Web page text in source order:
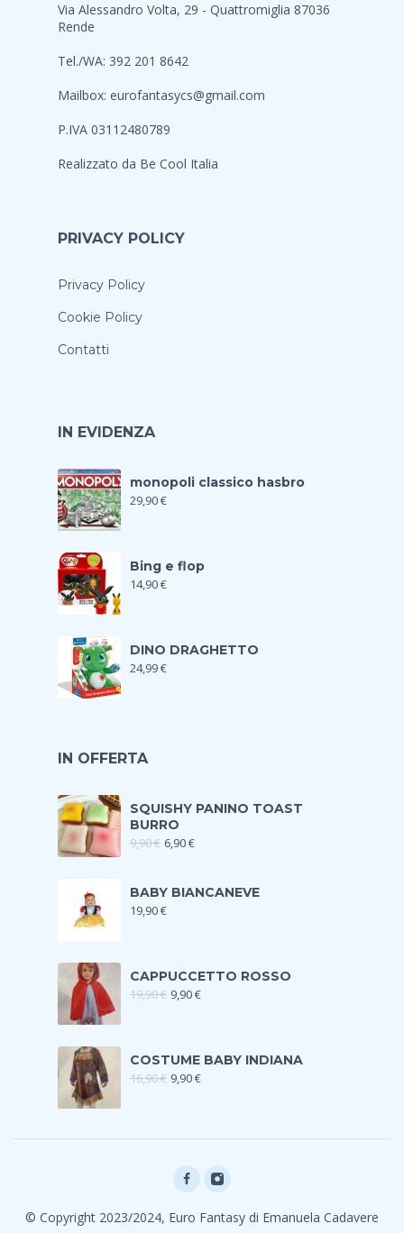
Via Alessandro Volta, 29 - Quattromiglia 87036
Rende
Tel./WA: 392 201 8642
Mailbox: eurofantasycs@gmail.com
P.IVA 03112480789
Realizzato da Be Cool Italia
PRIVACY POLICY
Privacy Policy
Cookie Policy
Contatti
IN EVIDENZA
monopoli classico hasbro
29,90€
Bing e flop
14,90€
DINO DRAGHETTO
24,99€
IN OFFERTA
SQUISHY PANINO TOAST
BURRO
9,90€ 6,90€
BABY BIANCANEVE
19,90€
CAPPUCCETTO ROSSO
19,90€ 9,90€
COSTUME BABY INDIANA
16,90€ 9,90€
© Copyright 2023/2024, Euro Fantasy di Emanuela Cadavere